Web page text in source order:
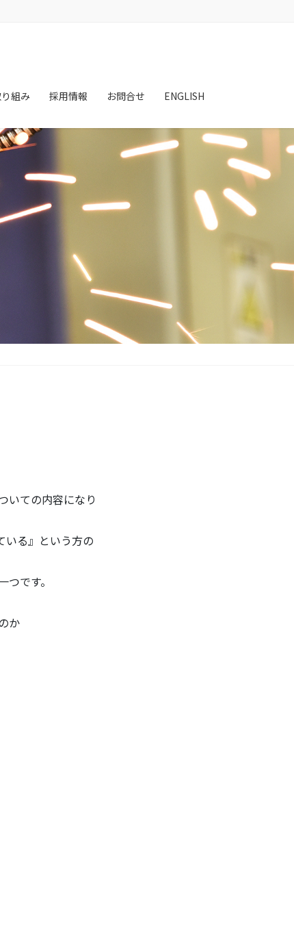
組み 採用情報 お問合せ ENGLISH
いての内容になり
いる』という方の
です。
か